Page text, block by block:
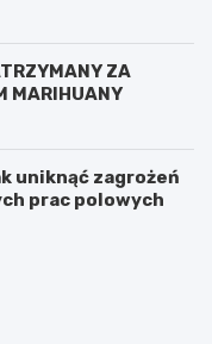
ZA
MARIHUANY
uniknąć zagrożeń
prac polowych